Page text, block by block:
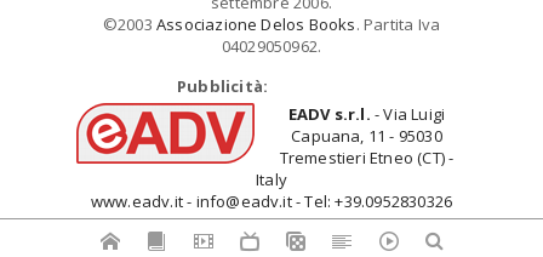
©2003 Associazione Delos Books. Partita Iva
04029050962.
Pubblicità:
EADV s.r.l. - Via Luigi
Capuana, 11 - 95030
Tremestieri Etneo (CT) -
Italy
www.eadv.it - info@eadv.it - Tel: +39.0952830326